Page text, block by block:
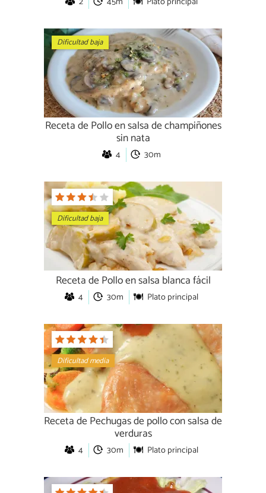
Dificultad baja
Receta de Pollo en salsa de champiñones
sin nata
4 30m
Dificultad baja
Receta de Pollo en salsa blanca fácil
4 30m Plato principal
Dificultad media
Receta de Pechugas de pollo con salsa de
verduras
4 30m Plato principal